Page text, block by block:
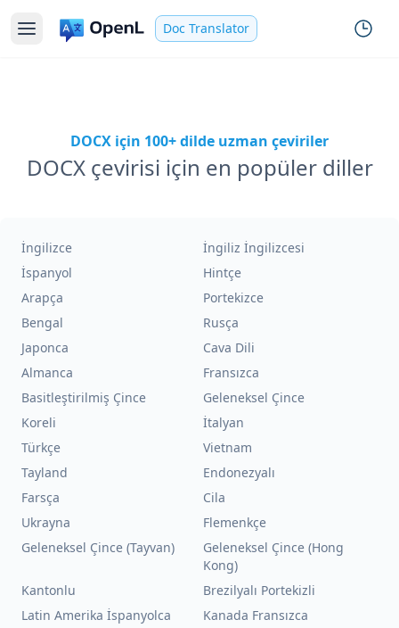
Doc Translator
DOCX için 100+ dilde uzman çeviriler
DOCX çevirisi için en popüler diller
İngilizce
İngiliz İngilizcesi
İspanyol
Hintçe
Arapça
Portekizce
Bengal
Rusça
Japonca
Cava Dili
Almanca
Fransızca
Basitleştirilmiş Çince
Geleneksel Çince
Koreli
İtalyan
Türkçe
Vietnam
Tayland
Endonezyalı
Farsça
Cila
Ukrayna
Flemenkçe
Geleneksel Çince (Tayvan)
Geleneksel Çince (Hong
Kong)
Kantonlu
Brezilyalı Portekizli
Latin Amerika İspanyolca
Kanada Fransızca